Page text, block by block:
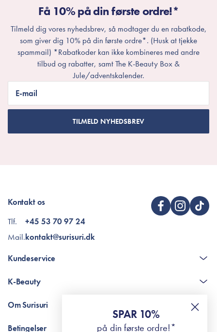
Få 10% på din første ordre!*
Tilmeld dig vores nyhedsbrev, så modtager du en rabatkode,
som giver dig 10% på din første ordre*. (Husk at tjekke
spammail) *Rabatkoder kan ikke kombineres med andre
tilbud og rabatter, samt The K-Beauty Box &
Jule/adventskalender.
E-mail
TILMELD NYHEDSBREV
Kontakt os
Tlf.
Mail.
+45 53 70 97 24
kontakt@surisuri.dk
Kundeservice
The K-Beauty Box - spørgsmål og svar
RE-ZIP
K-Beauty
Retinol for begyndere
surisuri's mini guide til rosacea
Om Surisuri
Betingelser
SPAR 10%
på din første ordre!*